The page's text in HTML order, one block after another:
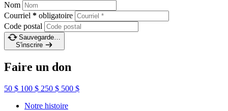
Nom
Courriel * obligatoire
Code postal
Sauvegarde…
S'inscrire
Faire un don
50 $ 100 $ 250 $ 500 $
Notre histoire